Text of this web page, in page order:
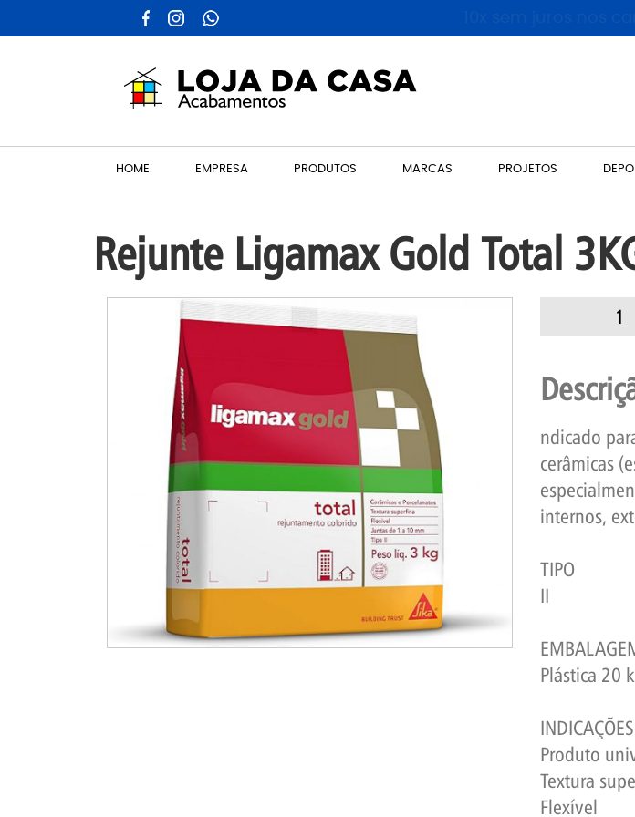
HOME EMPRESA PRODUTOS MARCAS PROJETOS
Rejunte Ligamax Gold Total
ndicado
cerâmicas
internos,
TIPO
II
Plástica 20
INDICAÇÕES
Produto
Textura
Flexível